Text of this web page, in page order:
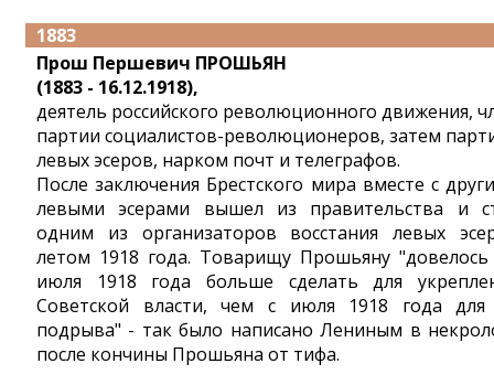
1883
Прош Першевич ПРОШЬЯН
(1883 - 16.12.1918),
деятель российского революционного движения,
партии социалистов-революционеров, затем
левых эсеров, нарком почт и телеграфов.
После заключения Брестского мира вместе с
левыми эсерами вышел из правительства и
одним из организаторов восстания левых
летом 1918 года. Товарищу Прошьяну
июля 1918 года больше сделать для
Советской власти, чем с июля 1918 года
подрыва" - так было написано Лениным в
после кончины Прошьяна от тифа.